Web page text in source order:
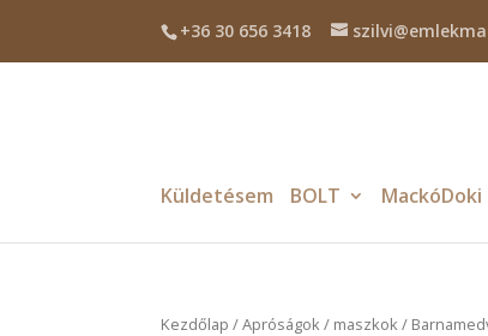
+36 30 656 3418
Küldetésem BOLT
Kezdőlap /Apróságok / maszkok /